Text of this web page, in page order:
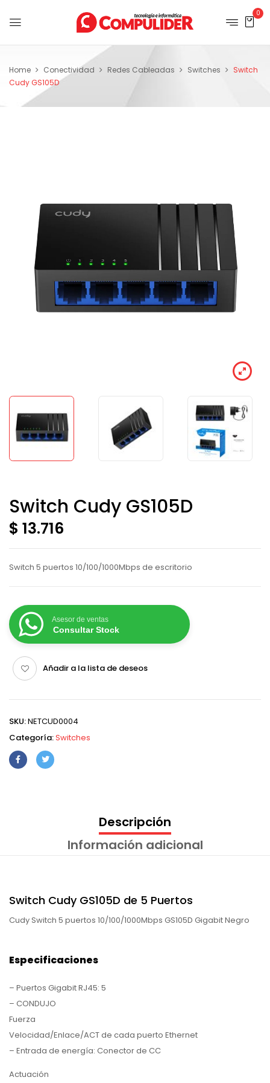
0
Home Conectividad Redes Cableadas Switches
Switch
Cudy GS105D
Switch Cudy GS105D
$ 13.716
Switch 5 puertos 10/100/1000Mbps de escritorio
Asesor de ventas
Consultar Stock
Añadir a la lista de deseos
SKU:NETCUD0004
Categoría:Switches
Descripción
Información adicional
Switch Cudy GS105D de 5 Puertos
Cudy Switch 5 puertos 10/100/1000Mbps GS105D Gigabit Negro
Especificaciones
– Puertos Gigabit RJ45: 5
– CONDUJO
Fuerza
Velocidad/Enlace/ACT de cada puerto Ethernet
– Entrada de energía: Conector de CC
Actuación